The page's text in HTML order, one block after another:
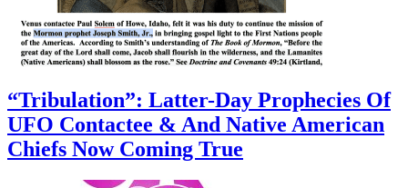
“Tribulation”: Latter-Day Prophecies Of
UFO Contactee & And Native American
Chiefs Now Coming True